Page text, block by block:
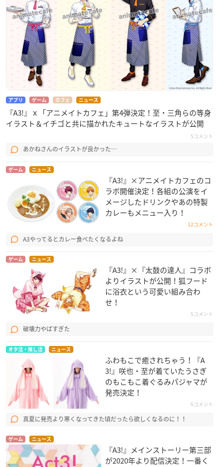
アプリ ゲーム カフェ ニュース
『A3!』ｘ「アニメイトカフェ」第4弾決定！至・三角らの等身
イラスト＆イチゴと共に描かれたキュートなイラストが公開
5コメント
あかねさんのイラストが良かった…
ゲーム ニュース
『A3!』×アニメイトカフェのコ
ラボ開催決定！各組の公演をイ
メージしたドリンクやあの特製
カレーもメニュー入り！
12コメント
A3やってるとカレー食べたくなるよね
ゲーム ニュース
『A3!』×『太鼓の達人』コラボ
よりイラストが公開！狐フード
に浴衣という可愛い組み合わ
せ！
5コメント
破壊力やばすぎた
オタ活・推し活 ニュース
ふわもこで癒されちゃう！『A
3!』咲也・至が着ていたうさぎ
のもこもこ着ぐるみパジャマが
発売決定！
6コメント
真夏に発売より寒くなってきた頃だったら欲しくなるのに！！
ゲーム ニュース
『A3!』メインストーリー第三部
が2020年より配信決定！一番く